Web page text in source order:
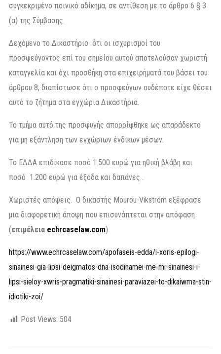
συγκεκριμένο ποινικό αδίκημα, σε αντίθεση με το άρθρο 6 § 3
(α) της Σύμβασης.
Δεχόμενο το Δικαστήριο ότι οι ισχυρισμοί του
προσφεύγοντος επί του σημείου αυτού αποτελούσαν χωριστή
καταγγελία και όχι προσθήκη στα επιχειρήματά του βάσει του
άρθρου 8, διαπίστωσε ότι ο προσφεύγων ουδέποτε είχε θέσει
αυτό το ζήτημα στα εγχώρια Δικαστήρια.
Το τμήμα αυτό της προσφυγής απορρίφθηκε ως απαράδεκτο
για μη εξάντληση των εγχώριων ένδικων μέσων.
Το ΕΔΔΑ επιδίκασε ποσό 1.500 ευρώ για ηθική βλάβη και
ποσό 1.200 ευρώ για έξοδα και δαπάνες .
Χωριστές απόψεις. Ο δικαστής Mourou-Vikström εξέφρασε
μια διαφορετική άποψη που επισυνάπτεται στην απόφαση
(επιμέλεια echrcaselaw.com)
https://www.echrcaselaw.com/apofaseis-edda/i-xoris-epilogi-
sinainesi-gia-lipsi-deigmatos-dna-isodinamei-me-mi-sinainesi-i-
lipsi-sieloy-xwris-pragmatiki-sinainesi-paraviazei-to-dikaiwma-stin-
idiotiki-zoi/
Post Views: 504